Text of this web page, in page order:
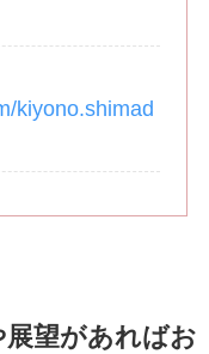
kiyono.shimad
望があればお